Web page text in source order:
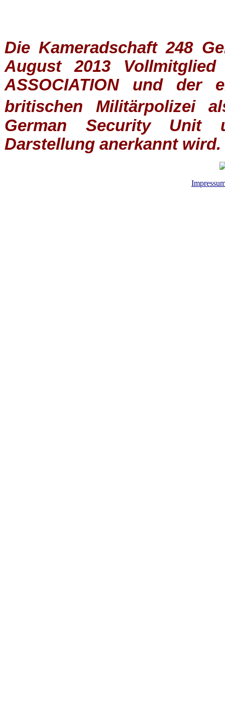
Die Kameradschaft 248
August 2013
ASSOCIATIONund der
britischen
Militärpolizei
German Security Unit
Darstellung anerkannt wird.